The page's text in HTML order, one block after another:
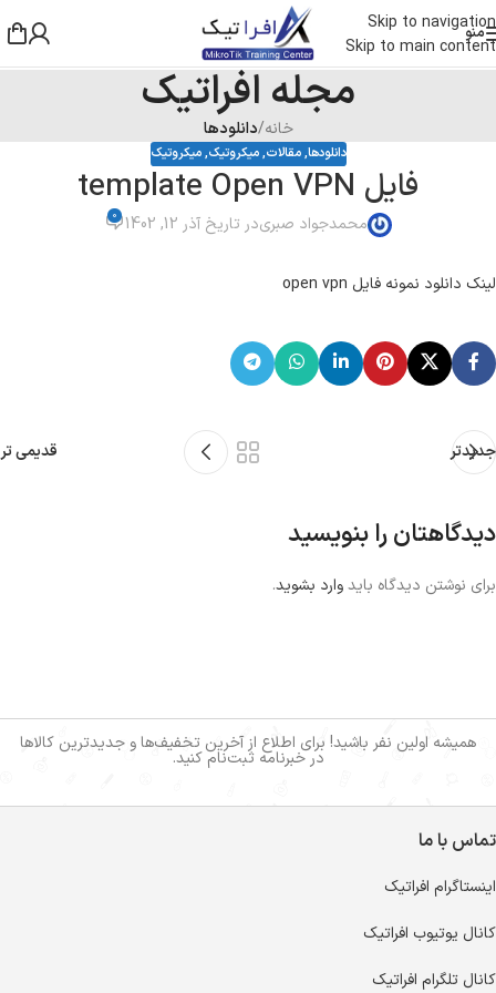
Skip to navigation
Skip to main content
منو
مجله افراتیک
خانه/دانلودها
دانلودها,مقالات,میکروتیک,میکروتیک
فایل template Open VPN
محمدجواد صبریدر تاریخ آذر 12, 1402 0
لینک دانلود نمونه فایل open vpn
جدیدتر قدیمی تر
دیدگاهتان را بنویسید
برای نوشتن دیدگاه بایدوارد بشوید.
همیشه اولین نفر باشید! برای اطلاع از آخرین تخفیف‌ها و جدیدترین کالاها
در خبرنامه ثبت‌نام کنید.
تماس با ما
اینستاگرام افراتیک
کانال یوتیوب افراتیک
کانال تلگرام افراتیک